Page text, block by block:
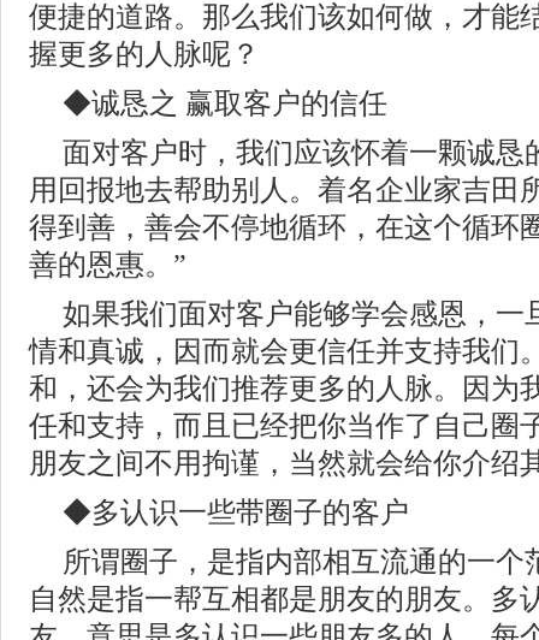
便捷的道路。那么我们该如何做，才能
握更多的人脉呢？
◆诚恳之 赢取客户的信任
面对客户时，我们应该怀着一颗诚恳
用回报地去帮助别人。着名企业家吉田
得到善，善会不停地循环，在这个循环
善的恩惠。”
如果我们面对客户能够学会感恩，一
情和真诚，因而就会更信任并支持我们
和，还会为我们推荐更多的人脉。因为
任和支持，而且已经把你当作了自己圈
朋友之间不用拘谨，当然就会给你介绍
◆多认识一些带圈子的客户
所谓圈子，是指内部相互流通的一个
自然是指一帮互相都是朋友的朋友。多